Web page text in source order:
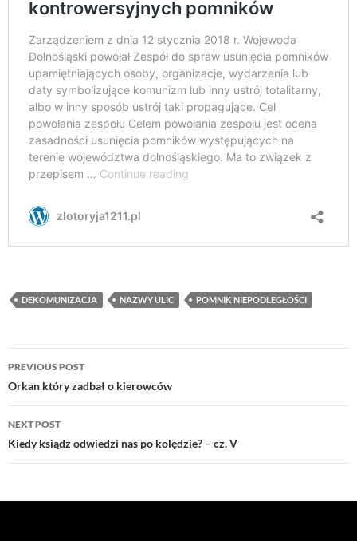
DEKOMUNIZACJA NAZWY ULIC POMNIK NIEPODLEGŁOŚCI
Post
navigation
PREVIOUS POST
Orkan który zadbał o kierowców
NEXT POST
Kiedy ksiądz odwiedzi nas po kolędzie? – cz. V